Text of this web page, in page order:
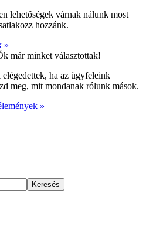
lehetőségek várnak nálunk most
hozzánk.
»
már minket választottak!
ha az ügyfeleink
meg, mit mondanak rólunk mások.
»
Keresés